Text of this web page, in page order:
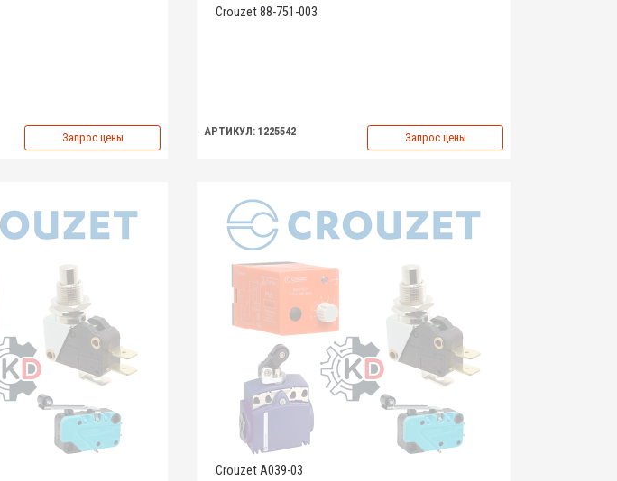
Запрос цены
Crouzet 88-751-003
АРТИКУЛ: 1225542 Запрос цены
Crouzet A039-03